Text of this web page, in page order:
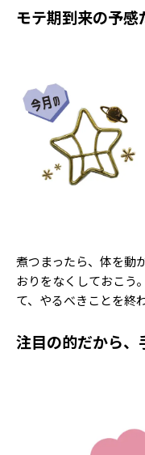
FORTUNE
ミスセブンティー
MAGAZINE
バックナンバー
INFORMATION
Seventeenについ
新規会員
モテ期到来の予
煮つまったら、体を動
おりをなくしておこう
て、やるべきことを終
注目の的だから、